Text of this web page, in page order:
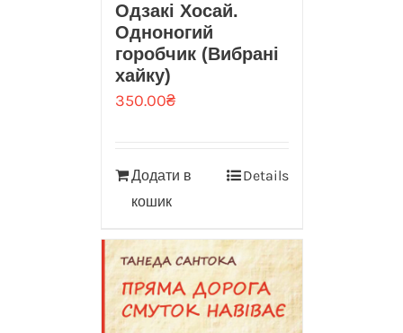
Одзакі Хосай.
Одноногий
горобчик (Вибрані
хайку)
350.00₴
Додати в
кошик
Details